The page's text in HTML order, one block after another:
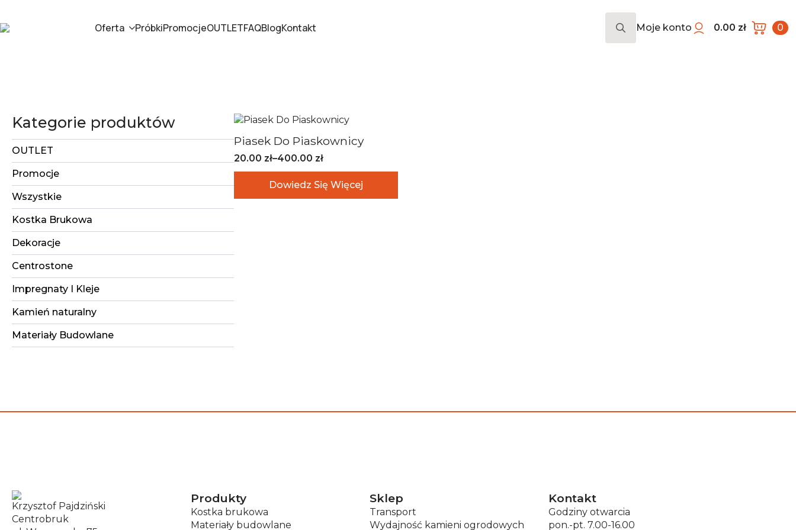
Oferta PróbkiPromocjeOUTLETFAQBlogKontakt Moje konto 0.00 zł 0
Kategorie produktów
OUTLET
Promocje
Wszystkie
Kostka Brukowa
Dekoracje
Centrostone
Impregnaty I Kleje
Kamień naturalny
Materiały Budowlane
Piasek Do Piaskownicy
20.00 zł–400.00 zł
Zakres
cen:
od
20.00 zł
do
Dowiedz Się Więcej
Krzysztof Pajdziński
Centrobruk
Produkty
Kostka brukowa
Materiały budowlane
Sklep
Transport
Wydajność kamieni ogrodowych
Kontakt
Godziny otwarcia
pon.-pt. 7.00-16.00